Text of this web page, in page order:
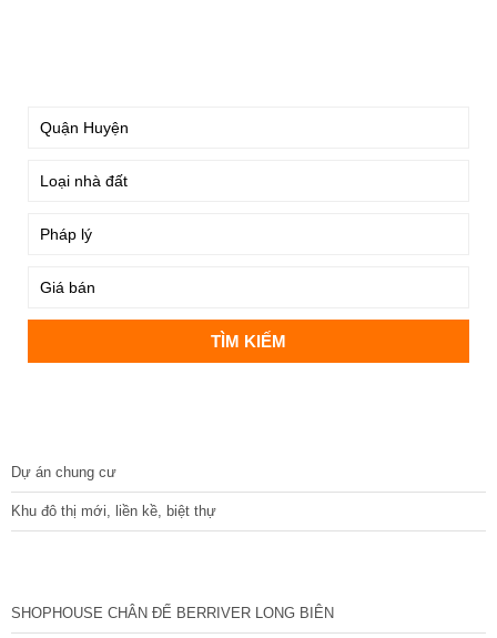
Dự án chung cư
Khu đô thị mới, liền kề, biệt thự
SHOPHOUSE CHÂN ĐẾ BERRIVER LONG BIÊN